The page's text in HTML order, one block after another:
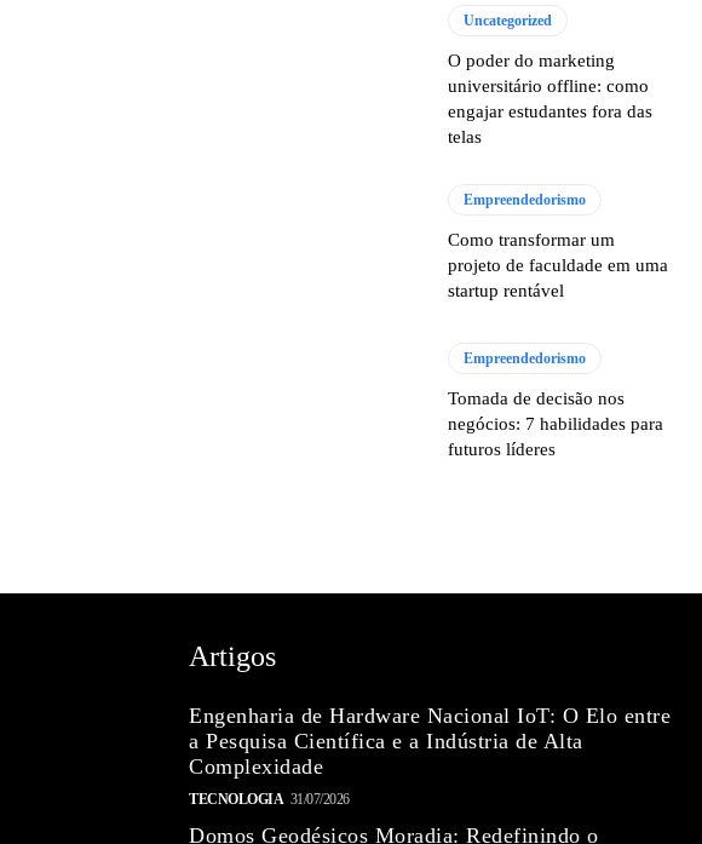
Uncategorized
O poder do marketing
universitário offline: como
engajar estudantes fora das
telas
Empreendedorismo
Como transformar um
projeto de faculdade em uma
startup rentável
Empreendedorismo
Tomada de decisão nos
negócios: 7 habilidades para
futuros líderes
Artigos
Engenharia de Hardware Nacional IoT: O Elo entre
a Pesquisa Científica e a Indústria de Alta
Complexidade
TECNOLOGIA 31/07/2026
Domos Geodésicos Moradia: Redefinindo o